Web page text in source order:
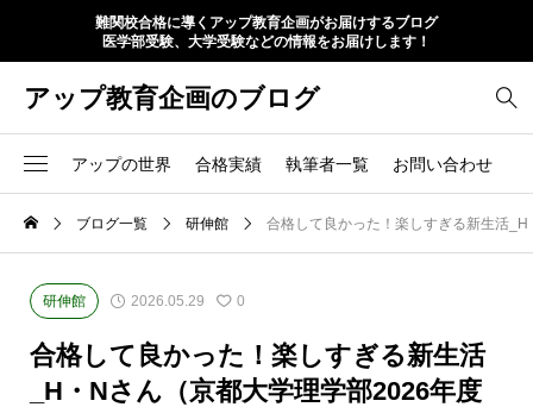
難関校合格に導くアップ教育企画がお届けするブログ
医学部受験、大学受験などの情報をお届けします！
アップ教育企画のブログ
アップの世界 合格実績 執筆者一覧 お問い合わせ
ブログ一覧 研伸館 合格して良かった！楽しすぎる新生活
研伸館 2026.05.29 0
合格して良かった！楽しすぎる新生活
_H・Nさん（京都大学理学部2026年度